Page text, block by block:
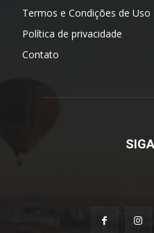
Termos e Condições de Uso
Política de privacidade
Contato